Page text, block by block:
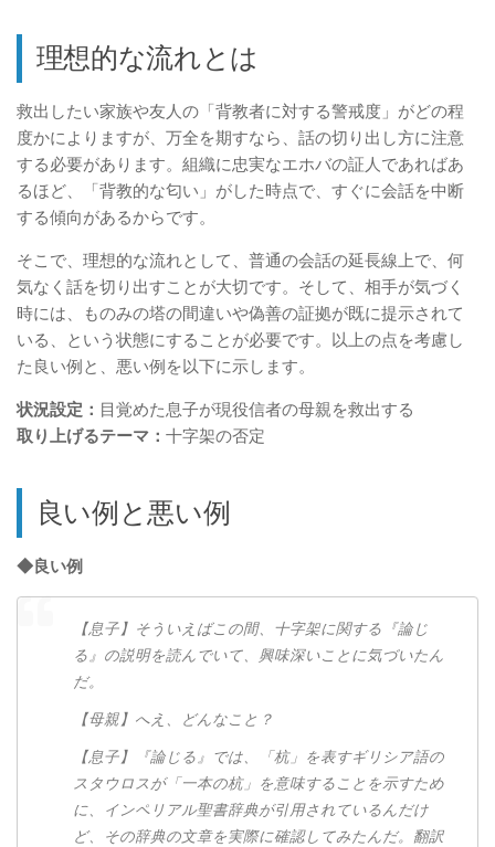
理想的な流れとは
救出したい家族や友人の「背教者に対する警戒度」がどの程
度かによりますが、万全を期すなら、話の切り出し方に注意
する必要があります。組織に忠実なエホバの証人であればあ
るほど、「背教的な匂い」がした時点で、すぐに会話を中断
する傾向があるからです。
そこで、理想的な流れとして、普通の会話の延長線上で、何
気なく話を切り出すことが大切です。そして、相手が気づく
時には、ものみの塔の間違いや偽善の証拠が既に提示されて
いる、という状態にすることが必要です。以上の点を考慮し
た良い例と、悪い例を以下に示します。
状況設定： 目覚めた息子が現役信者の母親を救出する
取り上げるテーマ： 十字架の否定
良い例と悪い例
◆良い例
【息子】そういえばこの間、十字架に関する『論じ
る』の説明を読んでいて、興味深いことに気づいたん
だ。
【母親】へえ、どんなこと？
【息子】『論じる』では、「杭」を表すギリシア語の
スタウロスが「一本の杭」を意味することを示すため
に、インペリアル聖書辞典が引用されているんだけ
ど、その辞典の文章を実際に確認してみたんだ。翻訳